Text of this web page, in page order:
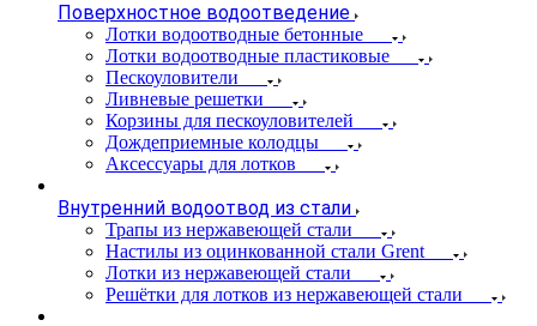
Поверхностное водоотведение
Лотки водоотводные бетонные
Лотки водоотводные пластиковые
Пескоуловители
Ливневые решетки
Корзины для пескоуловителей
Дождеприемные колодцы
Аксессуары для лотков
Внутренний водоотвод из стали
Трапы из нержавеющей стали
Настилы из оцинкованной стали Grent
Лотки из нержавеющей стали
Решётки для лотков из нержавеющей стали